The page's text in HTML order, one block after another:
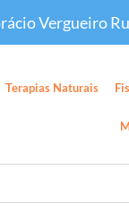
Vergueiro
Terapias Naturais